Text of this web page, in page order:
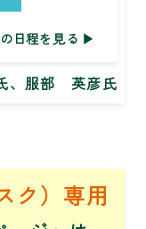
日程を見る
、服部 英彦氏
ク）専用